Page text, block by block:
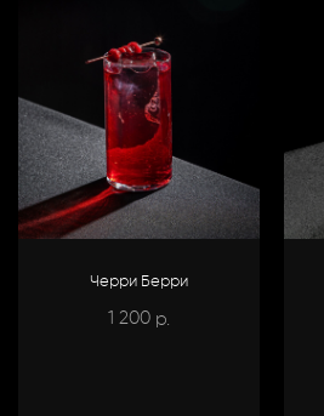
Черри Берри
1 200 р.